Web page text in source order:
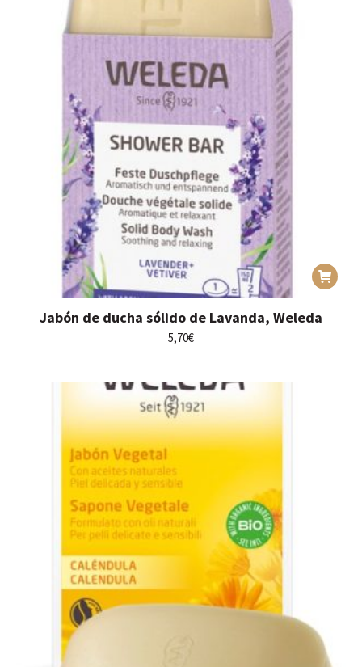
Jabón de ducha sólido de Lavanda, Weleda
5,70€